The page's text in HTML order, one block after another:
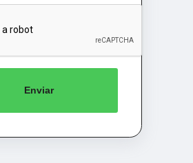
Enviar